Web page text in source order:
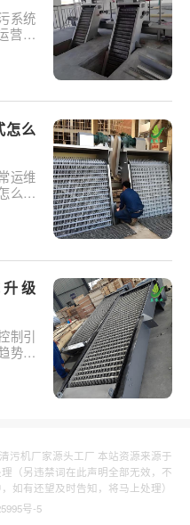
系统
营开
vs
怎么
运维
么操
某
级
制引
势。
实
污机厂家源头工厂 本站资源来源于
（另违禁词在此声明全部无效，不
如有还望及时告知，将马上处理）
号-5